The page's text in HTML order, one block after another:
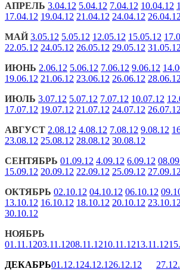
АПРЕЛЬ 3.04.12 5.04.12 7.04.12 10.04.12
17.04.12 19.04.12 21.04.12 24.04.12
МАЙ 3.05.12 5.05.12 12.05.12 15.05.12
22.05.12 24.05.12 26.05.12 29.05.12
ИЮНЬ 2.06.12 5.06.12 7.06.12 9.06.12
19.06.12 21.06.12 23.06.12 26.06.12
ИЮЛЬ 3.07.12 5.07.12 7.07.12 10.07.12
17.07.12 19.07.12 21.07.12 24.07.12
АВГУСТ 2.08.12 4.08.12 7.08.12 9.08.12
23.08.12 25.08.12 28.08.12 30.08.12
СЕНТЯБРЬ 01.09.12 4.09.12 6.09.12
15.09.12 20.09.12 22.09.12 25.09.12
ОКТЯБРЬ 02.10.12 04.10.12 06.10.12
13.10.12 16.10.12 18.10.12 20.10.12
30.10.12
НОЯБРЬ
01.11.1203.11.1208.11.1210.11.1213.11.12
ДЕКАБРЬ01.12.124.12.126.12.12